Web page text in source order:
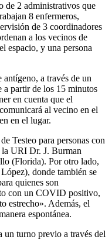
de 2 administrativos que
8 enfermeros,
de 3 coordinadores
a los vecinos de
espacio, y una persona
a través de un
a partir de los 15 minutos
en cuenta que el
al vecino en el
en el lugar.
Testeo para personas con
la URI Dr. J. Burman
(Florida). Por otro lado,
donde también se
quienes son
con un COVID positivo,
estrecho». Además, el
espontánea.
un turno previo a través del